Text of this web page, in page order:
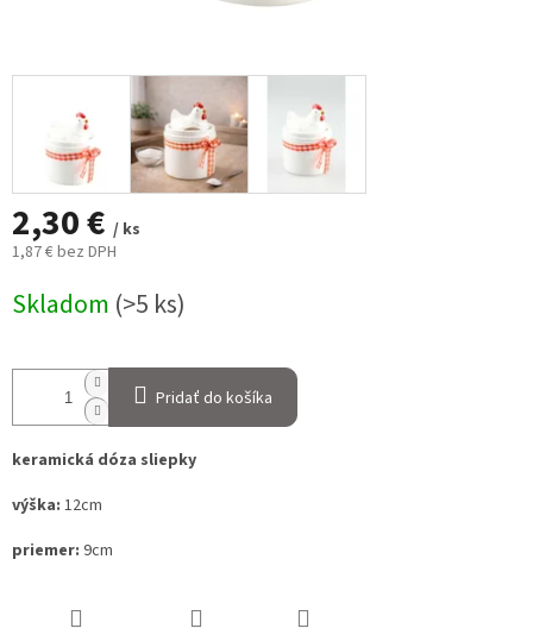
2,30 € / ks
1,87 € bez DPH
cena:
Skladom (>5 ks)
Pridať do košíka
keramická dóza sliepky
výška: 12cm
priemer: 9cm